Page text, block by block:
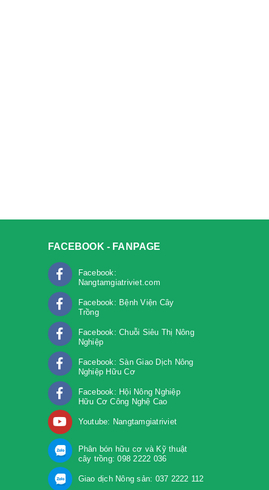
FACEBOOK - FANPAGE
Facebook:
Nangtamgiatriviet.com
Facebook: Bệnh Viện Cây
Trồng
Facebook: Chuỗi Siêu Thị Nông
Nghiệp
Facebook: Sàn Giao Dịch Nông
Nghiệp Hữu Cơ
Facebook: Hội Nông Nghiệp
Hữu Cơ Công Nghệ Cao
Youtube: Nangtamgiatriviet
Phân bón hữu cơ và Kỹ thuật
cây trồng: 098 2222 036
Giao dịch Nông sản: 037 2222 112